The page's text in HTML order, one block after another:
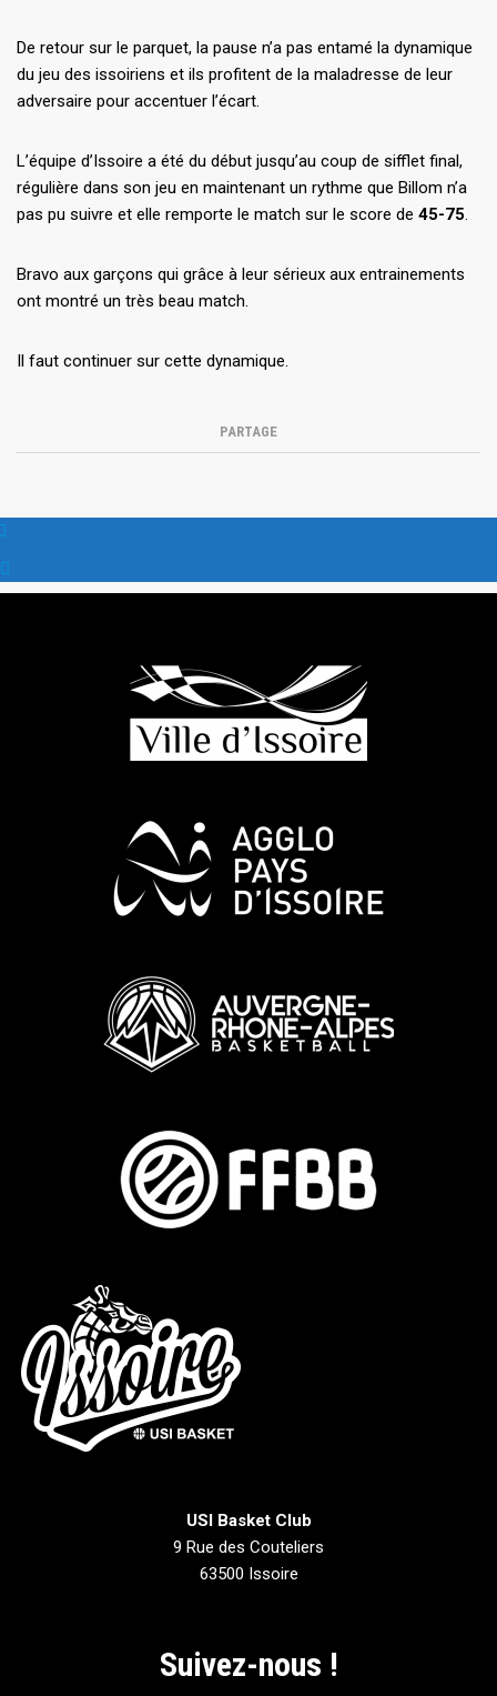
De retour sur le parquet, la pause n’a pas entamé la dynamique
du jeu des issoiriens et ils profitent de la maladresse de leur
adversaire pour accentuer l’écart.
L’équipe d’Issoire a été du début jusqu’au coup de sifflet final,
régulière dans son jeu en maintenant un rythme que Billom n’a
pas pu suivre et elle remporte le match sur le score de 45-75.
Bravo aux garçons qui grâce à leur sérieux aux entrainements
ont montré un très beau match.
Il faut continuer sur cette dynamique.
PARTAGE
USI Basket Club
9 Rue des Couteliers
63500 Issoire
Suivez-nous !